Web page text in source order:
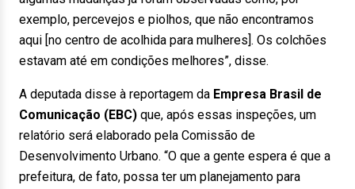
exemplo, percevejos e piolhos, que não encontramos
aqui [no centro de acolhida para mulheres]. Os colchões
estavam até em condições melhores”, disse.
A deputada disse à reportagem da Empresa Brasil de
Comunicação (EBC) que, após essas inspeções, um
relatório será elaborado pela Comissão de
Desenvolvimento Urbano. “O que a gente espera é que a
prefeitura, de fato, possa ter um planejamento para